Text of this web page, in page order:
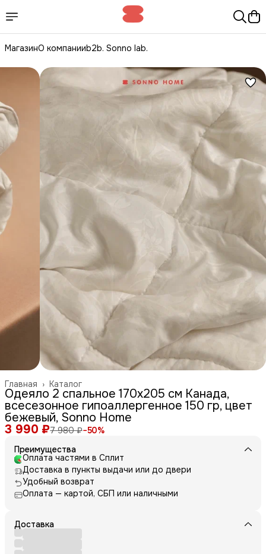
МагазинО компанииb2b. Sonno lab.
Каталог
Главная ›
Одеяло 2 спальное 170х205 см Канада,
всесезонное гипоаллергенное 150 гр, цвет
бежевый, Sonno Home
3 990 ₽7 980 ₽−50%
Преимущества
Оплата частями в Сплит
Доставка в пункты выдачи или до двери
Удобный возврат
Оплата — картой, СБП или наличными
Доставка